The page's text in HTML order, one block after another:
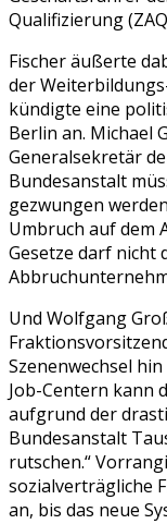
Qualifizierung
Fischer äußerte
der
kündigte eine
Berlin an. Michael
Generalsekretär
Bundesanstalt
gezwungen
Umbruch auf dem
Gesetze darf nicht
Und Wolfgang
Szenenwechsel
Job-Centern kann
aufgrund der
Bundesanstalt
rutschen.“
sozialverträgliche
an, bis das neue